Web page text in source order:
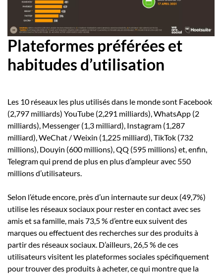
Plateformes préférées et
habitudes d’utilisation
Les 10 réseaux les plus utilisés dans le monde sont Facebook
(2,797 milliards) YouTube (2,291 milliards), WhatsApp (2
milliards), Messenger (1,3 milliard), Instagram (1,287
milliard), WeChat / Weixin (1,225 milliard), TikTok (732
millions), Douyin (600 millions), QQ (595 millions) et, enfin,
Telegram qui prend de plus en plus d’ampleur avec 550
millions d’utilisateurs.
Selon l’étude encore, près d’un internaute sur deux (49,7%)
utilise les réseaux sociaux pour rester en contact avec ses
amis et sa famille, mais 73,5 % d’entre eux suivent des
marques ou effectuent des recherches sur des produits à
partir des réseaux sociaux. D’ailleurs, 26,5 % de ces
utilisateurs visitent les plateformes sociales spécifiquement
pour trouver des produits à acheter, ce qui montre que la